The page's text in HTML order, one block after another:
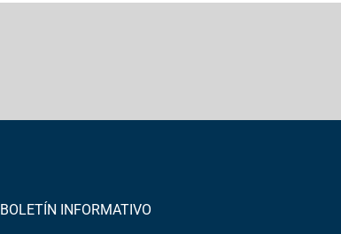
BOLETÍN INFORMATIVO